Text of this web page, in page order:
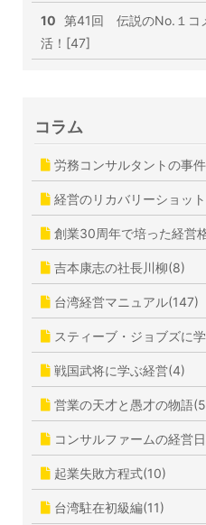
10 第41回 伝説のNo.１コ
活！[47]
コラム
労務コンサルタントの事
経営のリカバリーショッ
創業30周年で培った経
吉本康志の社長川柳(8)
台湾経営マニュアル(147)
スティーブ・ジョブズに
戦国武将に学ぶ経営(4)
営業の天才と愚才の物語
コンサルファームの経営
起業失敗方程式(10)
台湾駐在初級編(11)